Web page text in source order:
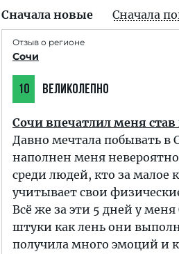
Сначала новые Сначала
Отзыв о регионе
Сочи
10 ВЕЛИКОЛЕПНО
Сочи впечатлил меня
Давно мечтала побывать в
наполнен меня
среди людей, кто за малое
учитывает свои
Всё же за эти 5 дней у
штуки как лень они
получила много эмоций и